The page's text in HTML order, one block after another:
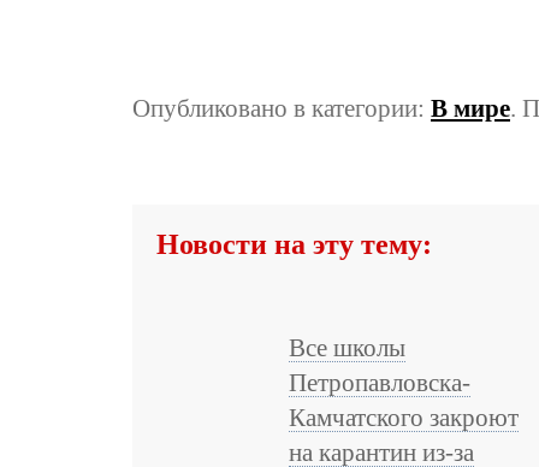
Опубликовано в категории: В мире.
Новости на эту тему:
Все школы
Петропавловска-
Камчатского закроют
на карантин из-за